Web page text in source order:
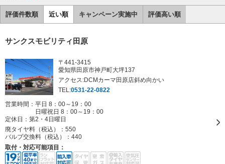
評価件数順 近い順 キャンペーン実施中 評価高い順
サンクスモビリティ田原
〒441-3415
愛知県田原市神戸町大坪137
アクセス:DCMカーマ田原店斜め向かい
TEL:0531-22-0822
営業時間：平日 8：00～19：00
日曜祝日 8：00～19：00
定休日： 第2・4日曜日
廃タイヤ料（税込）： 550
バルブ交換料（税込）： 440
取付・対応可能項目：